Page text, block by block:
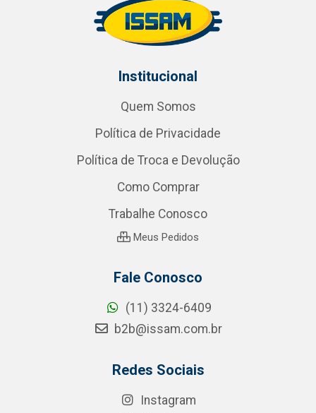
Institucional
Quem Somos
Política de Privacidade
Política de Troca e Devolução
Como Comprar
Trabalhe Conosco
Meus Pedidos
Fale Conosco
(11) 3324-6409
b2b@issam.com.br
Redes Sociais
Instagram